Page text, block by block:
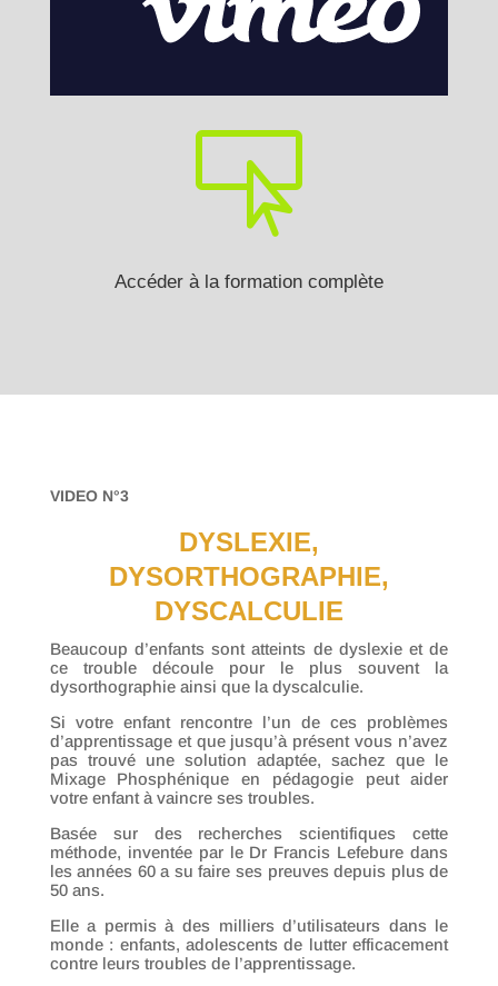

Accéder à la formation complète
VIDEO N°3
DYSLEXIE,
DYSORTHOGRAPHIE,
DYSCALCULIE
Beaucoup d’enfants sont atteints de dyslexie et de
ce trouble découle pour le plus souvent la
dysorthographie ainsi que la dyscalculie.
Si votre enfant rencontre l’un de ces problèmes
d’apprentissage et que jusqu’à présent vous n’avez
pas trouvé une solution adaptée, sachez que le
Mixage Phosphénique en pédagogie peut aider
votre enfant à vaincre ses troubles.
Basée sur des recherches scientifiques cette
méthode, inventée par le Dr Francis Lefebure dans
les années 60 a su faire ses preuves depuis plus de
50 ans.
Elle a permis à des milliers d’utilisateurs dans le
monde : enfants, adolescents de lutter efficacement
contre leurs troubles de l’apprentissage.